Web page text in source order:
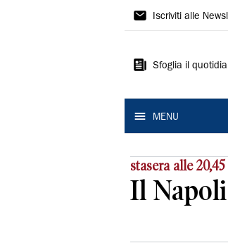
La
Ferrara
Iscriviti alle
Sfoglia il
MENU
stasera alle 20,45
Il